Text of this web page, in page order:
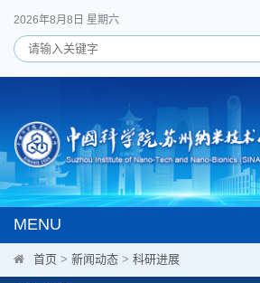
2026年8月8日 星期六
MENU
首页 > 新闻动态 > 科研进展